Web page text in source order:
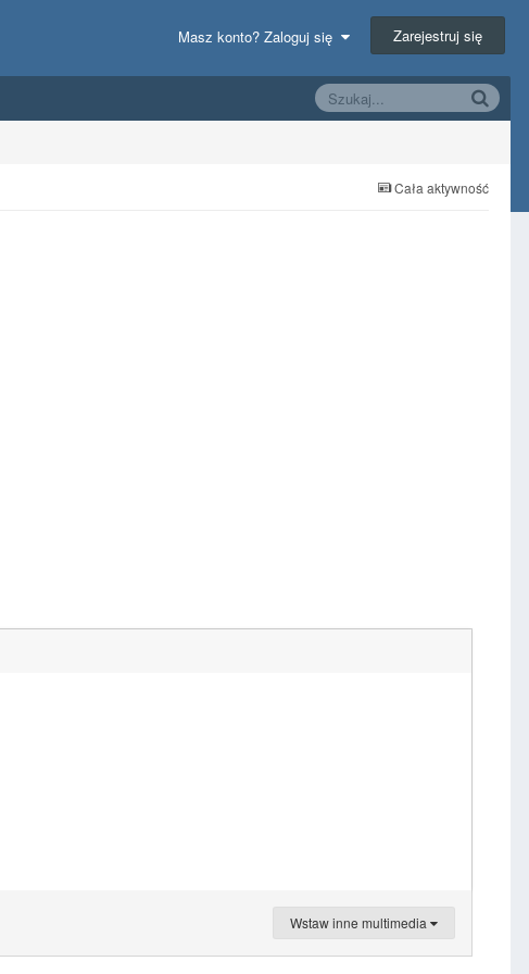
Masz konto? Zaloguj się Zarejestruj się
Cała aktywność
Wstaw inne multimedia